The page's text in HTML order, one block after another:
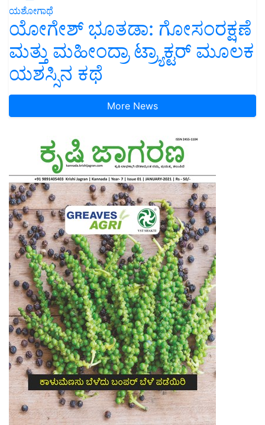
ಯಶೋಗಾಥೆ
ಯೋಗೇಶ್ ಭೂತಡಾ: ಗೋಸಂರಕ್ಷಣೆ
ಮತ್ತು ಮಹೀಂದ್ರಾ ಟ್ರ್ಯಾಕ್ಟರ್ ಮೂಲಕ
ಯಶಸ್ಸಿನ ಕಥೆ
More News